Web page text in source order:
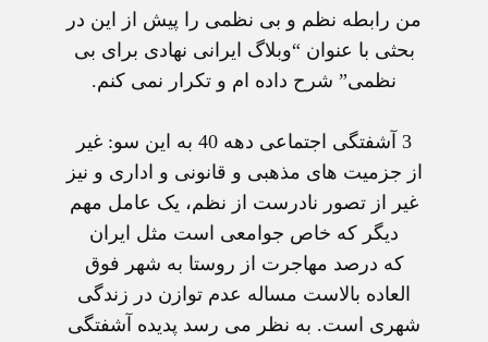
من رابطه نظم و بی نظمی را پيش از اين در
بحثی با عنوان “وبلاگ ايرانی نهادی برای بی
نظمی” شرح داده ام و تکرار نمی کنم.
3 آشفتگی اجتماعی دهه 40 به اين سو:
غير
از جزميت های مذهبی و قانونی و اداری و نيز
غير از تصور نادرست از نظم، يک عامل مهم
ديگر که خاص جوامعی است مثل ايران
که درصد مهاجرت از روستا به شهر فوق
العاده بالاست مساله عدم توازن در زندگی
شهری است. به نظر می رسد پديده آشفتگی